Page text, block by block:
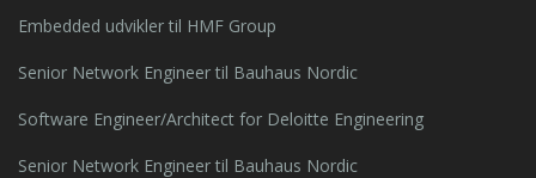
Embedded udvikler til HMF Group
Senior Network Engineer til Bauhaus Nordic
Software Engineer/Architect for Deloitte Engineering
Senior Network Engineer til Bauhaus Nordic